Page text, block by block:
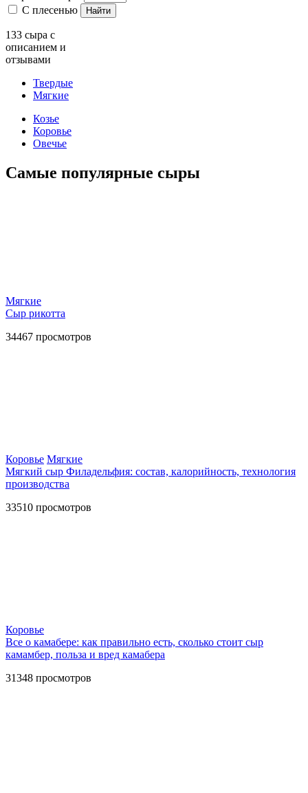
С плесенью
Найти
133 сыра с
описанием и
отзывами
Твердые
Мягкие
Козье
Коровье
Овечье
Самые популярные сыры
Мягкие
Сыр рикотта
34467 просмотров
Коровье Мягкие
Мягкий сыр Филадельфия: состав, калорийность, технология
производства
33510 просмотров
Коровье
Все о камабере: как правильно есть, сколько стоит сыр
камамбер, польза и вред камабера
31348 просмотров